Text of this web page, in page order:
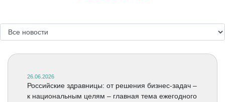
26.06.2026
Российские здравницы: от решения бизнес-задач –
к национальным целям – главная тема ежегодного